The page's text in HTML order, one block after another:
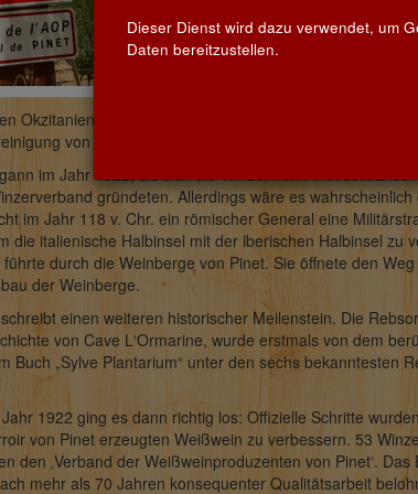
Okzitaniens, nur wenige Schritte vom Mittelmeer
von mittlerweile fünf Genossenschaften in
im Jahr 1922, als sich die Winzer von Pinet
gründeten. Allerdings wäre es
im Jahr 118 v. Chr. ein römischer General eine
die italienische Halbinsel mit der iberischen Halbinsel zu
führte durch die Weinberge von Pinet. Sie öffnete den
der Weinberge.
einen weiteren historischer Meilenstein. Die
von Cave L‘Ormarine, wurde erstmals von dem
Buch „Sylve Plantarium“ unter den sechs bekanntesten
1922 ging es dann richtig los: Offizielle Schritte
von Pinet erzeugten Weißwein zu verbessern. 53
den ‚Verband der Weißweinproduzenten von Pinet‘.
mehr als 70 Jahren konsequenter Qualitätsarbeit
Dieser Dienst wird dazu verwendet, um
Daten bereitzustellen.